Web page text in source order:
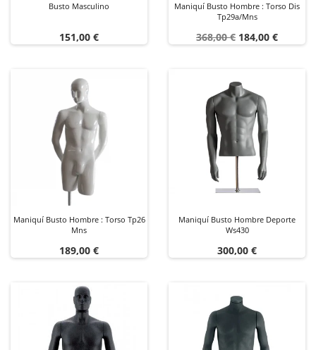
Busto Masculino
Precio
151,00 €
Maniquí Busto Hombre : Torso Dis
Tp29a/mns
Precio
368,00 € Precio
184,00 €
Maniquí Busto Hombre : Torso Tp26
Mns
Precio
189,00 €
Maniquí Busto Hombre Deporte
Ws430
Precio
300,00 €